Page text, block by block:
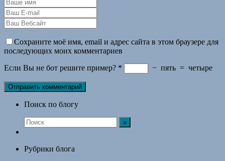
Сохраните моё имя, email и адрес сайта в этом браузере для
последующих моих комментариев
Если Вы не бот решите пример? * − пять = четыре
Поиск по блогу
Рубрики блога